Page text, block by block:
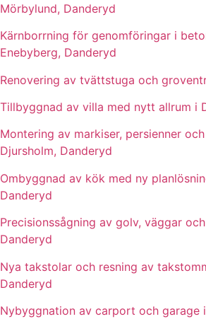
Mörbylund, Danderyd
Kärnborrning för genomföringar i
Enebyberg, Danderyd
Renovering av tvättstuga och
Tillbyggnad av villa med nytt allrum i
Montering av markiser, persienner
Djursholm, Danderyd
Ombyggnad av kök med ny
Danderyd
Precisionssågning av golv, väggar
Danderyd
Nya takstolar och resning av
Danderyd
Nybyggnation av carport och garage